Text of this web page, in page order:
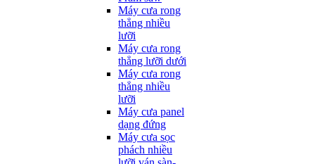
Máy cưa rong
thẳng nhiều
lưỡi
Máy cưa rong
thẳng lưỡi dưới
Máy cưa rong
thẳng nhiều
lưỡi
Máy cưa panel
dạng đứng
Máy cưa sọc
phách nhiều